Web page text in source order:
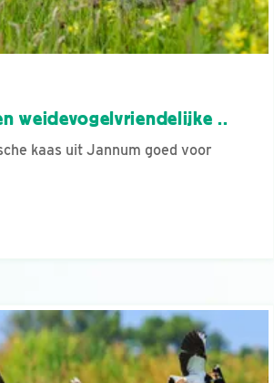
weidevogelvriendelijke ..
kaas uit Jannum goed voor